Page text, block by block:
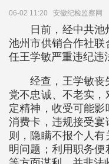
06-02 11:20 安徽纪检监察网
日前，经中共
池州市供销合作社
任王学敏严重违纪违
经查，王学敏丧
党不忠诚、不老实
定精神，收受可能影
消费卡，违规接受
则，隐瞒不报个人
明问题；利用职务